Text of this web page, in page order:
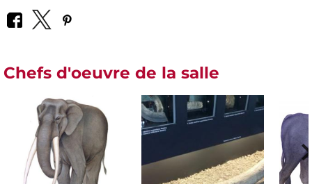
Chefs d'oeuvre de la salle